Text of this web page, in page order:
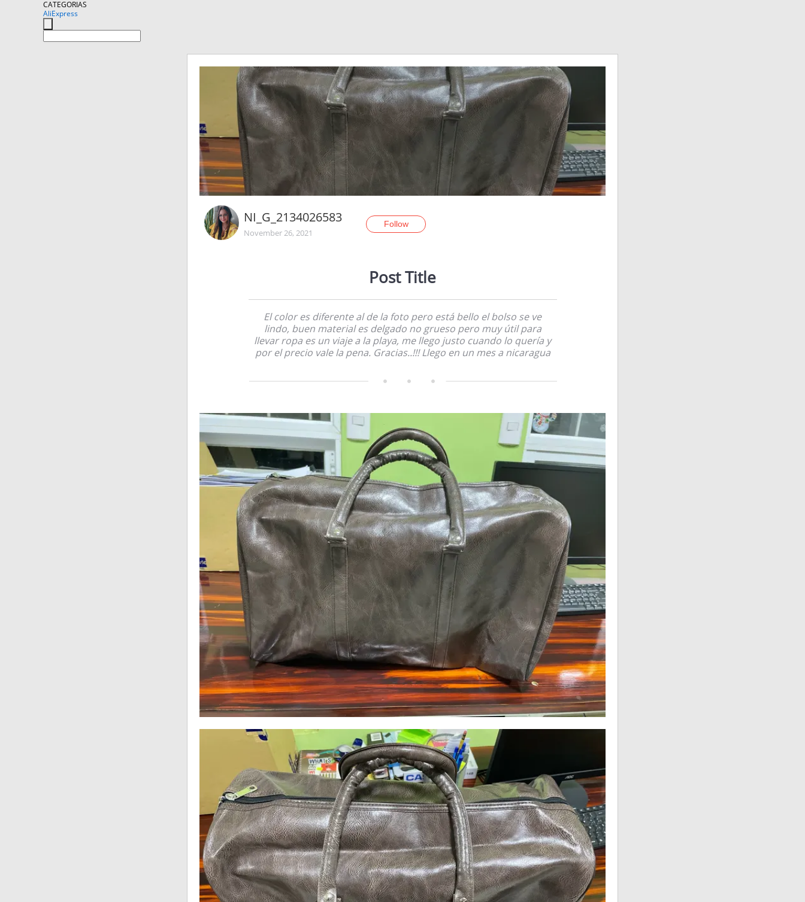
CATEGORIAS
AliExpress
NI_G_2134026583
November 26, 2021
Follow
Post Title
El color es diferente al de la foto pero está bello el bolso se ve
lindo, buen material es delgado no grueso pero muy útil para
llevar ropa es un viaje a la playa, me llego justo cuando lo quería y
por el precio vale la pena. Gracias..!!! Llego en un mes a nicaragua